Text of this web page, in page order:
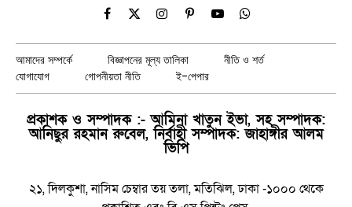
Facebook
X
InstagramPinterestYouTubeWhatsApp
আমাদের সম্পর্কে বিজ্ঞাপনের মূল্য তালিকা
নীতি ও শর্ত
যোগাযোগ
গোপনীয়তা নীতি ই-পেপার
প্রকাশক ও সম্পাদক :- আমিনা খাতুন ইভা, সহ সম্পাদক:
আনিছুর রহমান রুবেল, নির্বাহী সম্পাদক: জাহাঙ্গীর আলম
ভিপি
২১, দিলকুশা, নাসিম চেম্বার তয় তলা, মতিঝিল, ঢাকা -১০০০ থেকে